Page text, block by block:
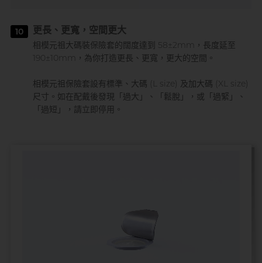
10 更長、更寬，空間更大
相模元祖大碼裝保險套的闊度達到 58±2mm，長度延至
190±10mm，為你打造更長、更寬，更大的空間。
相模元祖保險套設有標準、大碼 (L size) 及加大碼 (XL size)
尺寸。如在配戴後發現「過大」、「鬆脫」，或「過緊」、
「過短」，請立即停用。